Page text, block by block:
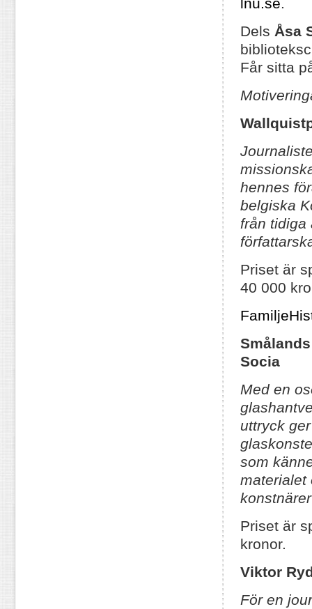
Dels Åsa
Får sitta
hennes
belgiska
från tidiga
Priset är
40 000
Socia
Med en
uttryck
som
materialet
Priset är
kronor.
Viktor
För en